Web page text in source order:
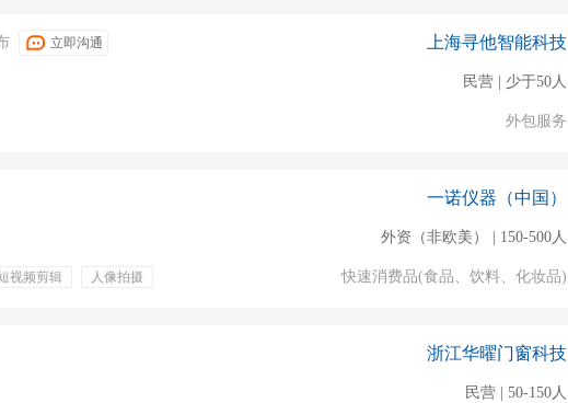
立即沟通 上海寻他智能科技
民营 | 少于50人
外包服务
视频剪辑 人像拍摄
一诺仪器（中国）
外资（非欧美） | 150-500人
快速消费品(食品、饮料、化妆品)
浙江华曜门窗科技
民营 | 50-150人